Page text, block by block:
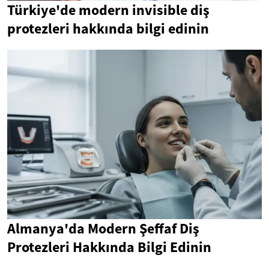
Türkiye'de modern invisible diş
protezleri hakkında bilgi edinin
Almanya'da Modern Şeffaf Diş
Protezleri Hakkında Bilgi Edinin